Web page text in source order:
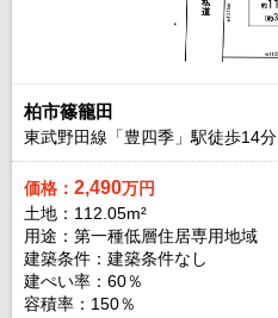
柏市篠籠田
東武野田線「豊四季」駅徒歩14分
価格： 2,490万円
土地：112.05m²
用途：第一種低層住居専用地域
建築条件： 建築条件なし
建ぺい率：60％
容積率：150％